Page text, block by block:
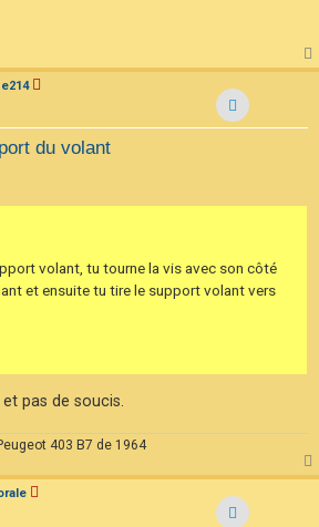
du volant
volant, tu tourne la vis avec son côté
et ensuite tu tire le support volant vers
pas de soucis.
403 B7 de 1964